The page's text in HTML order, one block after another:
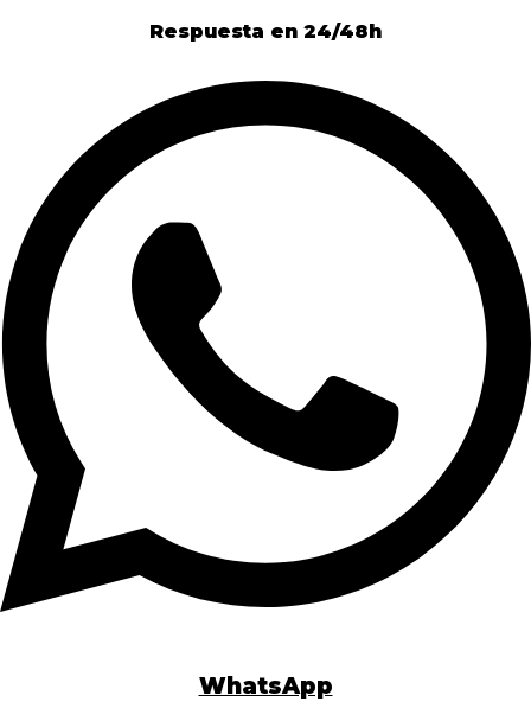
Respuesta en 24/48h
WhatsApp